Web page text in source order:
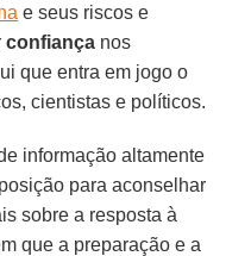
e seus riscos e
confiança nos
que entra em jogo o
cientistas e políticos.
informação altamente
para aconselhar
sobre a resposta à
que a preparação e a